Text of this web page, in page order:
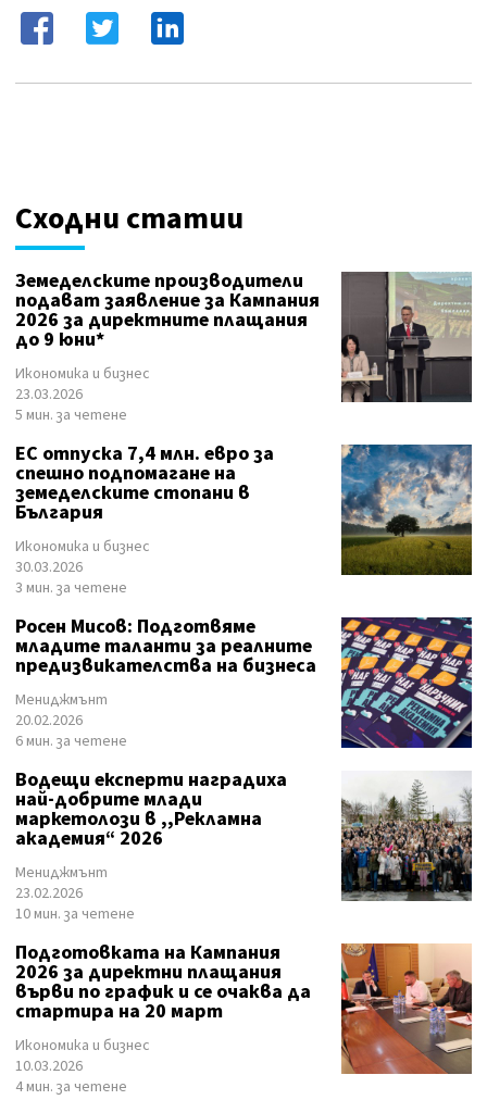
Сходни статии
Земеделските производители
подават заявление за Кампания
2026 за директните плащания
до 9 юни*
Икономика и бизнес
23.03.2026
5 мин. за четене
ЕС отпуска 7,4 млн. евро за
спешно подпомагане на
земеделските стопани в
България
Икономика и бизнес
30.03.2026
3 мин. за четене
Росен Мисов: Подготвяме
младите таланти за реалните
предизвикателства на бизнеса
Мениджмънт
20.02.2026
6 мин. за четене
Водещи експерти наградиха
най-добрите млади
маркетолози в ,,Рекламна
академия“ 2026
Мениджмънт
23.02.2026
10 мин. за четене
Подготовката на Кампания
2026 за директни плащания
върви по график и се очаква да
стартира на 20 март
Икономика и бизнес
10.03.2026
4 мин. за четене